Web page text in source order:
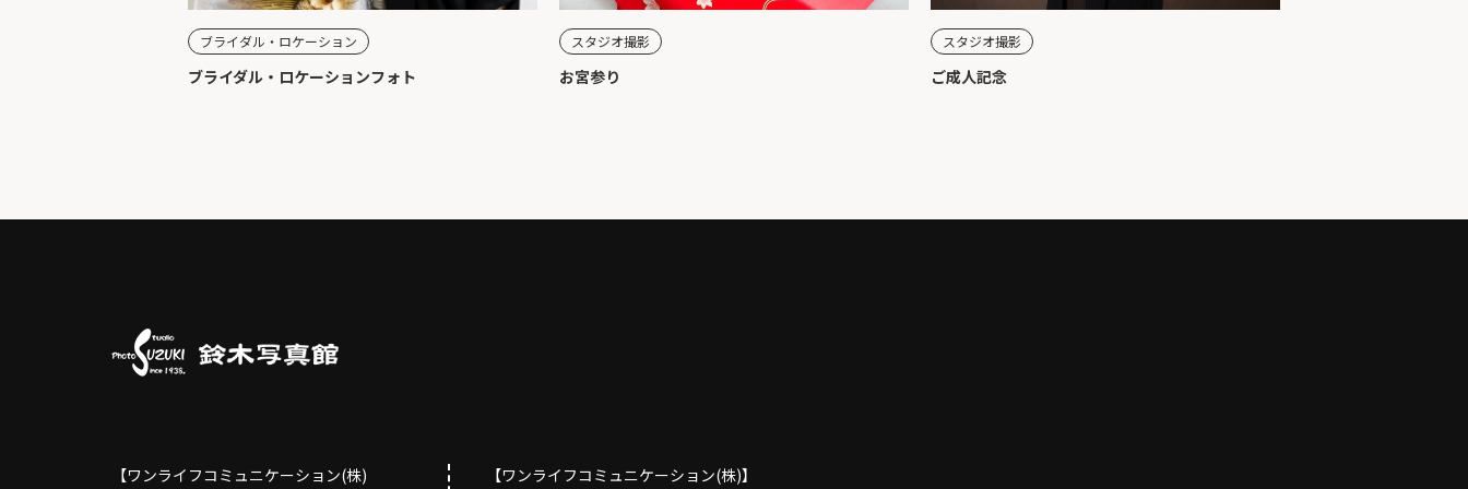
ブライダル・ロケーション
ブライダル・ロケーションフォト
スタジオ撮影
お宮参り
スタジオ撮影
ご成人記念
【ワンライフコミュニケーション(株)
【ワンライフコミュニケーション(株)】